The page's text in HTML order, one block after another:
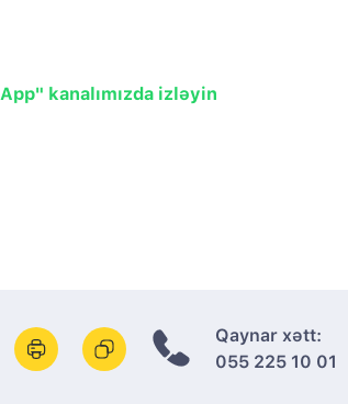
kanalımızda izləyin
Qaynar xətt:
055 225 10 01